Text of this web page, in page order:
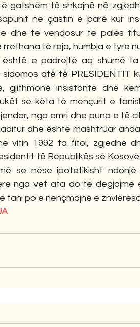
gatshëm të shkojnë në
në çastin e parë kur
dhe të vendosur të palës
të reja, humbja e tyre
e padrejtë aq shumë ta
atë të PRESIDENTIT
gjithmonë insistonte dhe
se këta të mençurit e
nga emri dhe puna e të
dhe është mashtruar
vitin 1992 ta fitoi, zgjedhë
të Republikës së
se nëse ipotetikisht
nga vet ata do të degjojmë
tani po e nënçmojnë e